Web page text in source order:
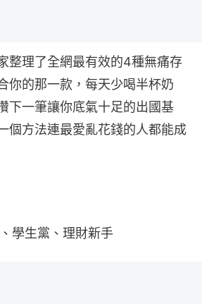
整理了全網最有效的4種無痛存
你的那一款，每天少喝半杯奶
下一筆讓你底氣十足的出國基
個方法連最愛亂花錢的人都能成
學生黨、理財新手